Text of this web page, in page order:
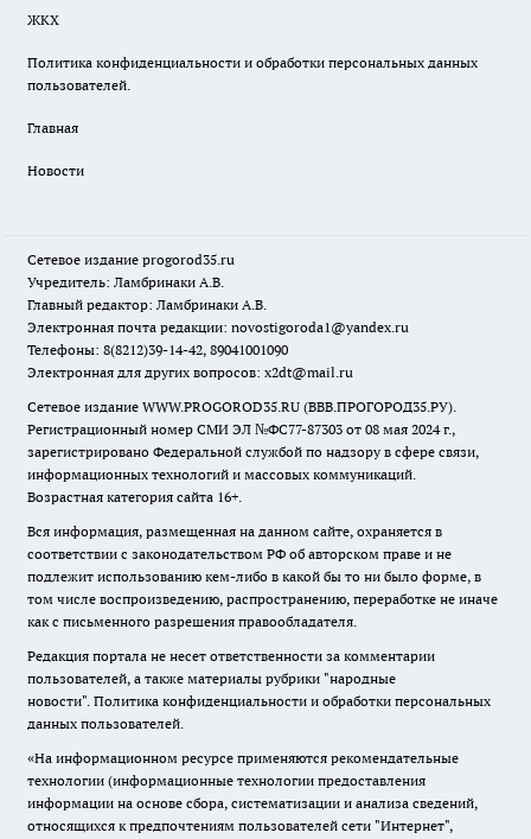
ЖКХ
Политика конфиденциальности и обработки персональных данных
пользователей.
Главная
Новости
Сетевое издание progorod35.ru
Учредитель: Ламбринаки А.В.
Главный редактор: Ламбринаки А.В.
Электронная почта редакции: novostigoroda1@yandex.ru
Телефоны: 8(8212)39-14-42, 89041001090
Электронная для других вопросов: x2dt@mail.ru
Сетевое издание WWW.PROGOROD35.RU (ВВВ.ПРОГОРОД35.РУ).
Регистрационный номер СМИ ЭЛ №ФС77-87303 от 08 мая 2024 г.,
зарегистрировано Федеральной службой по надзору в сфере связи,
информационных технологий и массовых коммуникаций.
Возрастная категория сайта 16+.
Вся информация, размещенная на данном сайте, охраняется в
соответствии с законодательством РФ об авторском праве и не
подлежит использованию кем-либо в какой бы то ни было форме, в
том числе воспроизведению, распространению, переработке не иначе
как с письменного разрешения правообладателя.
Редакция портала не несет ответственности за комментарии
пользователей, а также материалы рубрики "народные
новости". Политика конфиденциальности и обработки персональных
данных пользователей.
«На информационном ресурсе применяются рекомендательные
технологии (информационные технологии предоставления
информации на основе сбора, систематизации и анализа сведений,
относящихся к предпочтениям пользователей сети "Интернет",